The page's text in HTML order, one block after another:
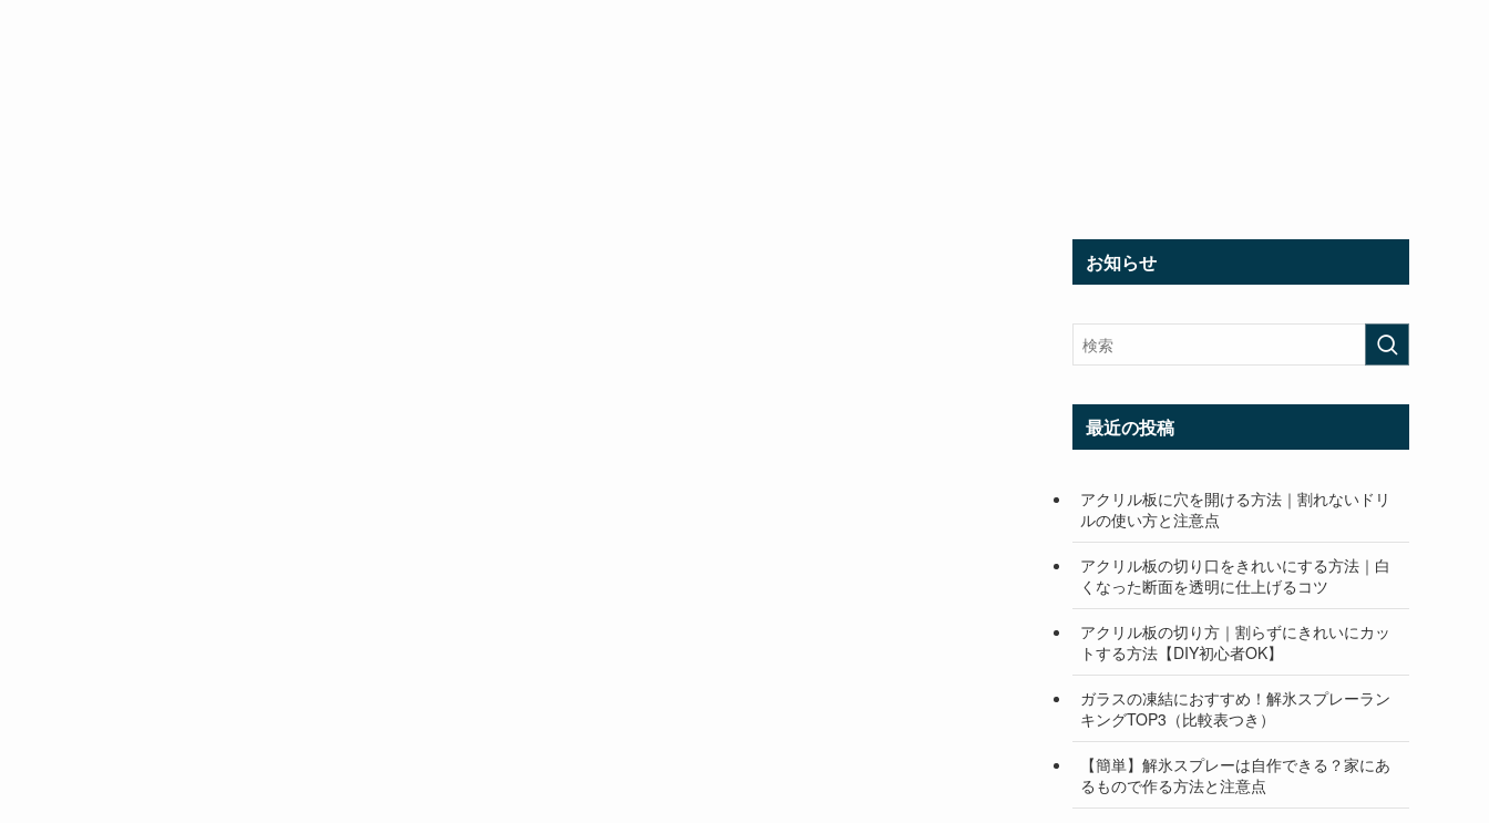
お知らせ
最近の投稿
アクリル板に穴を開ける方法｜割れないドリ
ルの使い方と注意点
アクリル板の切り口をきれいにする方法｜白
くなった断面を透明に仕上げるコツ
アクリル板の切り方｜割らずにきれいにカッ
トする方法【DIY初心者OK】
ガラスの凍結におすすめ！解氷スプレーラン
キングTOP3（比較表つき）
【簡単】解氷スプレーは自作できる？家にあ
るもので作る方法と注意点